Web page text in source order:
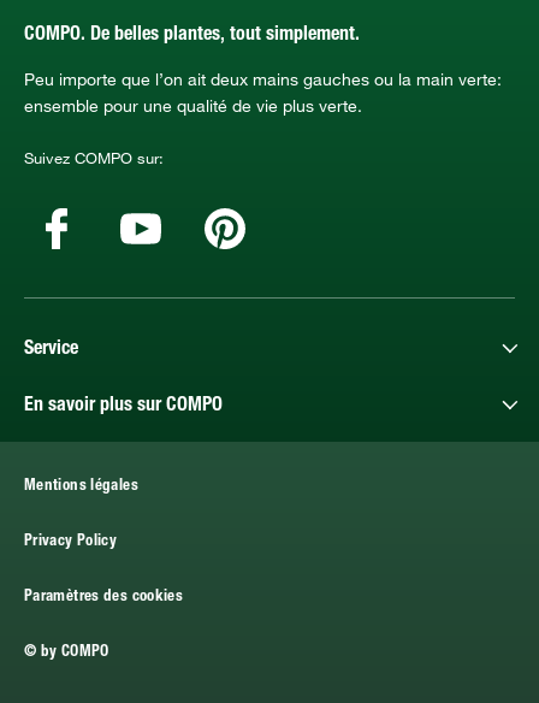
COMPO. De belles plantes, tout simplement.
Peu importe que l’on ait deux mains gauches ou la main verte:
ensemble pour une qualité de vie plus verte.
Suivez COMPO sur:
Service
En savoir plus sur COMPO
Mentions légales
Privacy Policy
Paramètres des cookies
© by COMPO